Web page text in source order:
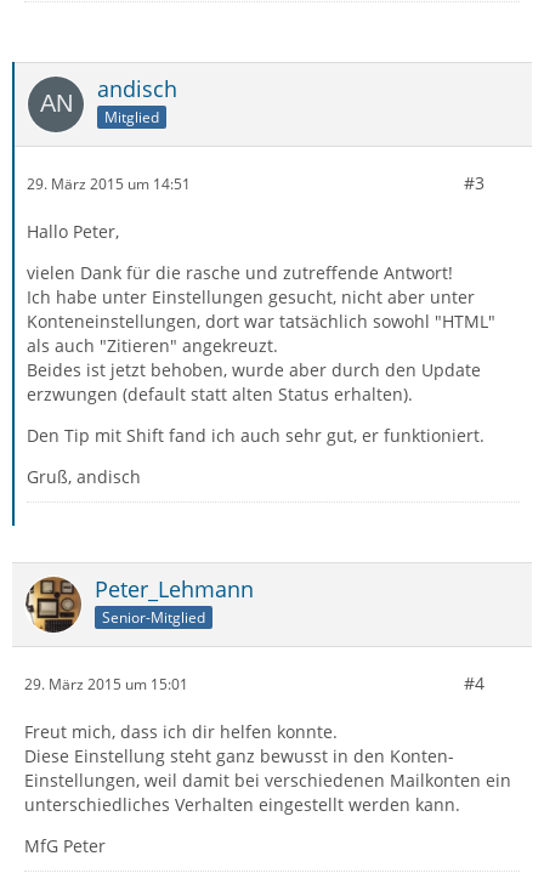
andisch
Mitglied
29. März 2015 um 14:51 #3
Hallo Peter,
vielen Dank für die rasche und zutreffende Antwort!
Ich habe unter Einstellungen gesucht, nicht aber unter
Konteneinstellungen, dort war tatsächlich sowohl "HTML"
als auch "Zitieren" angekreuzt.
Beides ist jetzt behoben, wurde aber durch den Update
erzwungen (default statt alten Status erhalten).
Den Tip mit Shift fand ich auch sehr gut, er funktioniert.
Gruß, andisch
Peter_Lehmann
Senior-Mitglied
29. März 2015 um 15:01 #4
Freut mich, dass ich dir helfen konnte.
Diese Einstellung steht ganz bewusst in den Konten-
Einstellungen, weil damit bei verschiedenen Mailkonten ein
unterschiedliches Verhalten eingestellt werden kann.
MfG Peter